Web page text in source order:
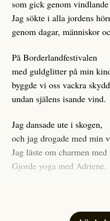
Journalistiken är låst. En
gör förhoppningsvis att en
prenumeration, men den
dessa granskningar på
en mängd intervjupersoner,
möjlighet att bemöta för
engagera sig i
grupper där Säpo-resursen
Researchen är grundlig.
Möjligen är det egentligen
som stör?
artiklarna ”inte är bra för”
som gick genom vindlande
Jag sökte i alla jordens
genom dagar, människor
På Borderlandfestivalen
med guldglitter på min
byggde vi oss vackra skydd
undan själens isande vind.
Jag dansade ute i skogen,
och jag drogade med min
Jag läste om charmen med
Gjorde yoga med Adriene.